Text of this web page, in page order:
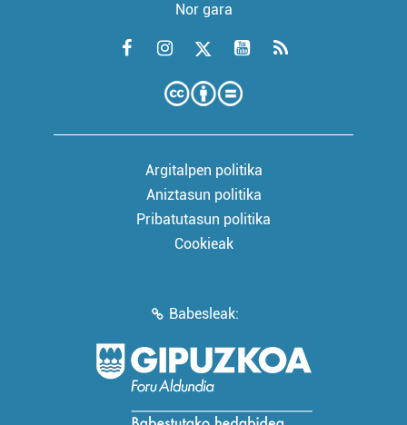
Nor gara
Argitalpen politika
Aniztasun politika
Pribatutasun politika
Cookieak
Babesleak: